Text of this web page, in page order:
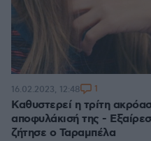
Καθυστερεί η τρίτη
αποφυλάκισή της -
ζήτησε ο Ταραμπέλα
16.02.2023, 12:48 1